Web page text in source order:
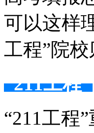
可以这样
工程”院
“211工程
“211工程